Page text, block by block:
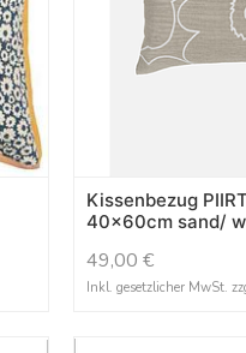
Kissenbezug
40x60cm sand/
49,00 €
Inkl. gesetzlicher MwSt.